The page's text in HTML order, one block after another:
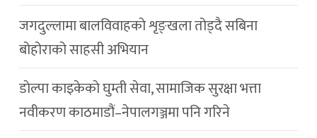
जगदुल्लामा बालविवाहको शृङ्खला तोड्दै सबिना
बोहोराको साहसी अभियान
डाेल्पा काइकेकाे घुम्ती सेवा, सामाजिक सुरक्षा भत्ता
नवीकरण काठमाडौं–नेपालगञ्जमा पनि गरिने